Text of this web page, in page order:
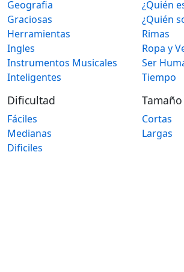
Geografia
Graciosas
Herramientas
Ingles
Instrumentos Musicales
Inteligentes
¿Quién
¿Quién
Rimas
Ropa y
Ser
Tiempo
Dificultad
Fáciles
Medianas
Dificiles
Tamaño
Cortas
Largas